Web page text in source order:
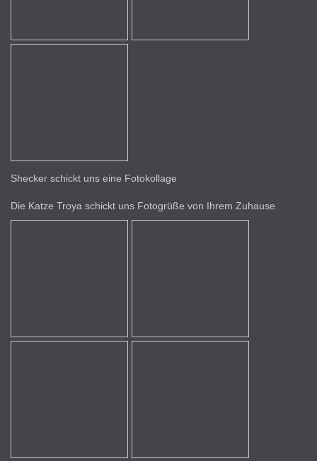
Shecker schickt uns eine Fotokollage
Die Katze Troya schickt uns Fotogrüße von Ihrem Zuhause